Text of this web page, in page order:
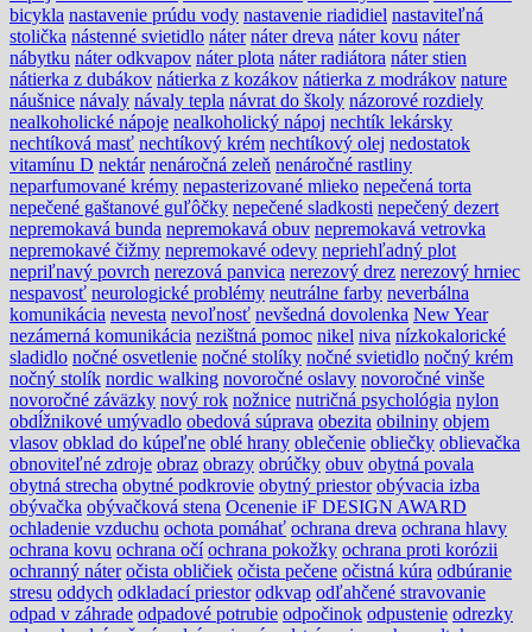
bicykla nastavenie prúdu vody nastavenie riadidiel nastaviteľná
stolička nástenné svietidlo náter náter dreva náter kovu náter
nábytku náter odkvapov náter plota náter radiátora náter stien
nátierka z dubákov nátierka z kozákov nátierka z modrákov nature
náušnice návaly návaly tepla návrat do školy názorové rozdiely
nealkoholické nápoje nealkoholický nápoj nechtík lekársky
nechtíková masť nechtíkový krém nechtíkový olej nedostatok
vitamínu D nektár nenáročná zeleň nenáročné rastliny
neparfumované krémy nepasterizované mlieko nepečená torta
nepečené gaštanové guľôčky nepečené sladkosti nepečený dezert
nepremokavá bunda nepremokavá obuv nepremokavá vetrovka
nepremokavé čižmy nepremokavé odevy nepriehľadný plot
nepriľnavý povrch nerezová panvica nerezový drez nerezový hrniec
nespavosť neurologické problémy neutrálne farby neverbálna
komunikácia nevesta nevoľnosť nevšedná dovolenka New Year
nezámerná komunikácia nezištná pomoc nikel niva nízkokalorické
sladidlo nočné osvetlenie nočné stolíky nočné svietidlo nočný krém
nočný stolík nordic walking novoročné oslavy novoročné vinše
novoročné záväzky nový rok nožnice nutričná psychológia nylon
obdĺžnikové umývadlo obedová súprava obezita obilniny objem
vlasov obklad do kúpeľne oblé hrany oblečenie obliečky oblievačka
obnoviteľné zdroje obraz obrazy obrúčky obuv obytná povala
obytná strecha obytné podkrovie obytný priestor obývacia izba
obývačka obývačková stena Ocenenie iF DESIGN AWARD
ochladenie vzduchu ochota pomáhať ochrana dreva ochrana hlavy
ochrana kovu ochrana očí ochrana pokožky ochrana proti korózii
ochranný náter očista obličiek očista pečene očistná kúra odbúranie
stresu oddych odkladací priestor odkvap odľahčené stravovanie
odpad v záhrade odpadové potrubie odpočinok odpustenie odrezky